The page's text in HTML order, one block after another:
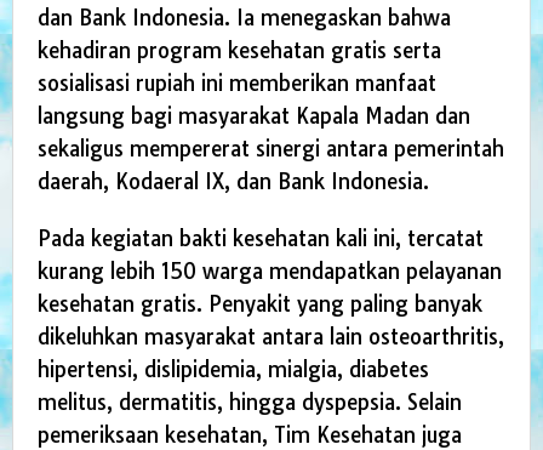
dan Bank Indonesia. Ia menegaskan bahwa
kehadiran program kesehatan gratis serta
sosialisasi rupiah ini memberikan manfaat
langsung bagi masyarakat Kapala Madan dan
sekaligus mempererat sinergi antara pemerintah
daerah, Kodaeral IX, dan Bank Indonesia.
Pada kegiatan bakti kesehatan kali ini, tercatat
kurang lebih 150 warga mendapatkan pelayanan
kesehatan gratis. Penyakit yang paling banyak
dikeluhkan masyarakat antara lain osteoarthritis,
hipertensi, dislipidemia, mialgia, diabetes
melitus, dermatitis, hingga dyspepsia. Selain
pemeriksaan kesehatan, Tim Kesehatan juga